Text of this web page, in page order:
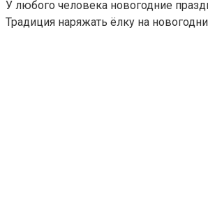
У любого человека новогодние
Традиция наряжать ёлку на